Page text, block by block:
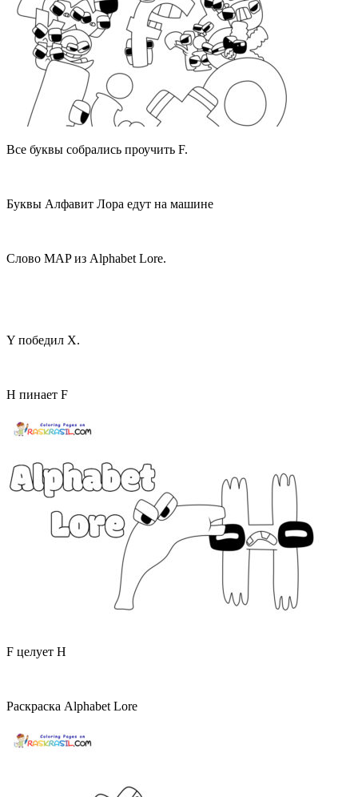
Все буквы собрались проучить F.
Буквы Алфавит Лора едут на машине
Слово MAP из Alphabet Lore.
Y победил X.
H пинает F
F целует H
Раскраска Alphabet Lore